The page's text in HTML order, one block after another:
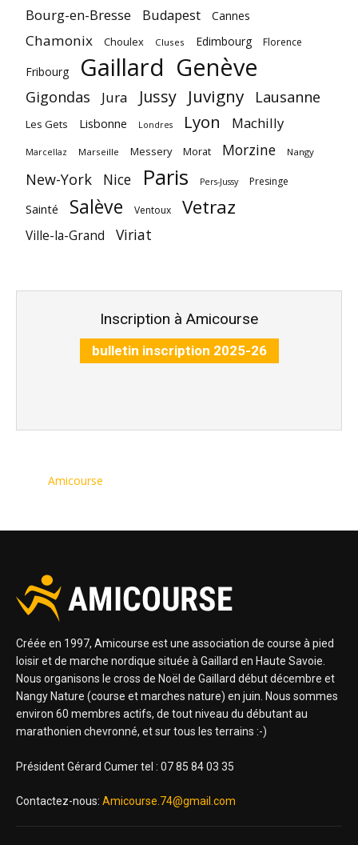
Bourg-en-Bresse Budapest Cannes
Chamonix Choulex Cluses Edimbourg Florence
Fribourg Gaillard Genève
Gigondas Jura Jussy Juvigny Lausanne
Les Gets Lisbonne Londres Lyon Machilly
Marcellaz Marseille Messery Morat Morzine Nangy
New-York Nice Paris Pers-Jussy Presinge
Sainté Salève Ventoux Vetraz
Ville-la-Grand Viriat
Inscription à Amicourse
bulletin inscription 2025-26
Amicourse
Créée en 1997, Amicourse est une association de course à pied
loisir et de marche nordique située à Gaillard en Haute Savoie.
Nous organisons le cross de Noël de Gaillard début décembre et
Nangy Nature (course et marches nature) en juin. Nous sommes
environ 60 membres actifs, de tout niveau du débutant au
marathonien chevronné, et sur tous les terrains :-)
Président Gérard Cumer tel : 07 85 84 03 35
Contactez-nous: Amicourse.74@gmail.com